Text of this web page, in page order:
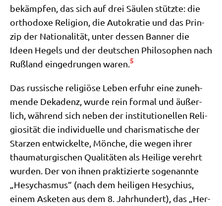
bekämp­fen, das sich auf drei Säu­len stütz­te: die
ortho­do­xe Reli­gi­on, die Auto­kra­tie und das Prin­
zip der Natio­na­li­tät, unter des­sen Ban­ner die
Ideen Hegels und der deut­schen Phi­lo­so­phen nach
Ruß­land ein­ge­drun­gen waren. 5
Das rus­si­sche reli­giö­se Leben erfuhr eine zuneh­
men­de Deka­denz, wur­de rein for­mal und äußer­
lich, wäh­rend sich neben der insti­tu­tio­nel­len Reli­
gio­si­tät die indi­vi­du­el­le und cha­ris­ma­ti­sche der
Star­zen ent­wickel­te, Mön­che, die wegen ihrer
thau­ma­tur­gi­schen Qua­li­tä­ten als Hei­li­ge ver­ehrt
wur­den. Der von ihnen prak­ti­zier­te soge­nann­te
„Hesy­chas­mus“ (nach dem hei­li­gen Hesy­chi­us,
einem Aske­ten aus dem 8. Jahr­hun­dert), das „Her­